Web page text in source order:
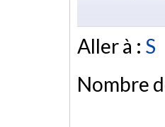
Aller à : S
Nombre